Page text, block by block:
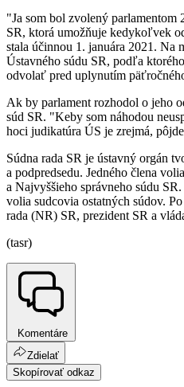
"Ja som bol zvolený parlamentom
SR, ktorá umožňuje kedykoľvek
stala účinnou 1. januára 2021. Na
Ústavného súdu SR, podľa
odvolať pred uplynutím
Ak by parlament rozhodol o jeho
súd SR. "Keby som náhodou
hoci judikatúra ÚS je zrejmá,
Súdna rada SR je ústavný orgán
a podpredsedu. Jedného člena
a Najvyššieho správneho súdu
volia sudcovia ostatných súdov.
rada (NR) SR, prezident SR a
(tasr)
Komentáre
Zdielať
Skopírovať odkaz